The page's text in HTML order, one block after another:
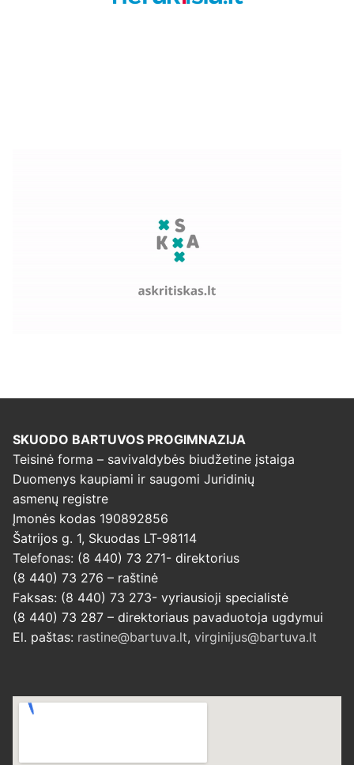
SKUODO BARTUVOS PROGIMNAZIJA
Teisinė forma – savivaldybės biudžetine įstaiga
Duomenys kaupiami ir saugomi Juridinių
asmenų registre
Įmonės kodas 190892856
Šatrijos g. 1, Skuodas LT-98114
Telefonas: (8 440) 73 271- direktorius
(8 440) 73 276 – raštinė
Faksas: (8 440) 73 273- vyriausioji specialistė
(8 440) 73 287 – direktoriaus pavaduotoja ugdymui
El. paštas: rastine@bartuva.lt, virginijus@bartuva.lt